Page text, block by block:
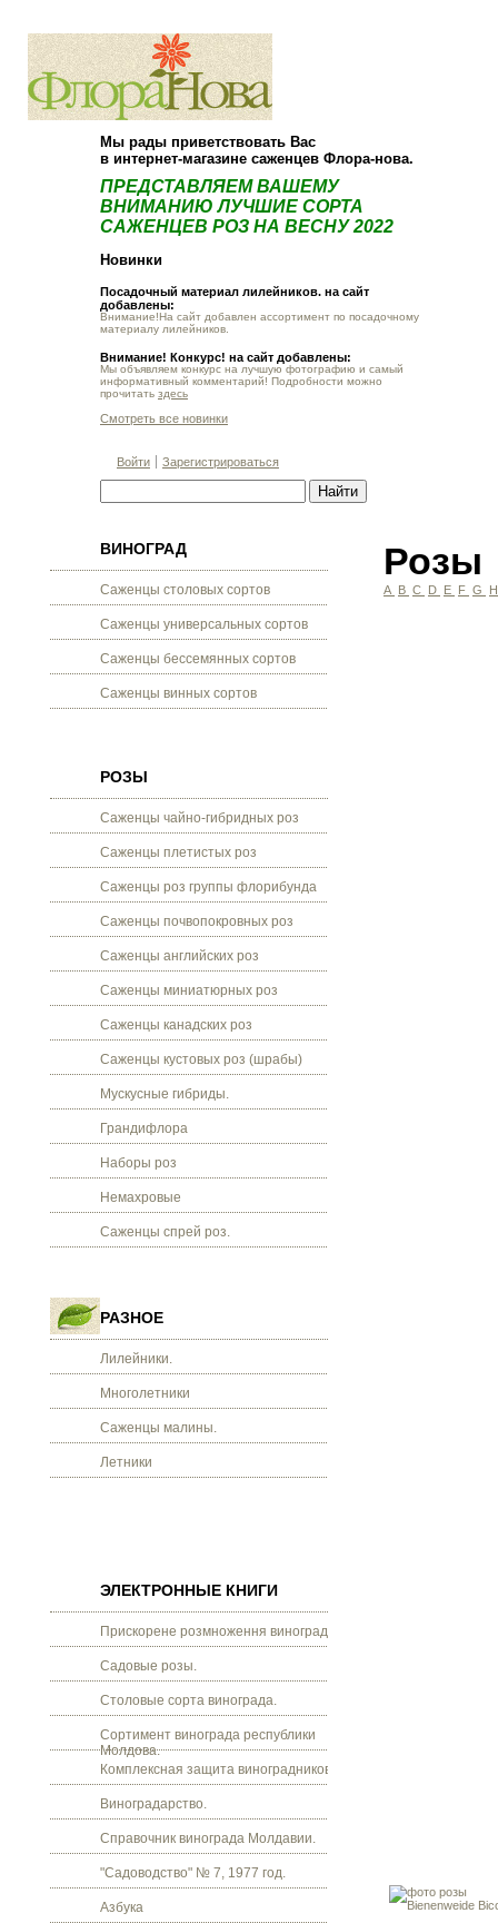
Мы рады приветствовать Вас
в интернет-магазине саженцев Флора-нова.
ПРЕДСТАВЛЯЕМ ВАШЕМУ
ВНИМАНИЮ ЛУЧШИЕ СОРТА
САЖЕНЦЕВ РОЗ НА ВЕСНУ 2022
Новинки
Посадочный материал лилейников. на сайт
добавлены:
Внимание!На сайт добавлен ассортимент по посадочному
материалу лилейников.
Внимание! Конкурс! на сайт добавлены:
Мы объявляем конкурс на лучшую фотографию и самый
информативный комментарий! Подробности можно
прочитать здесь
Смотреть все новинки
Войти Зарегистрироваться
ВИНОГРАД
Саженцы столовых сортов
Саженцы универсальных сортов
Саженцы бессемянных сортов
Саженцы винных сортов
РОЗЫ
Саженцы чайно-гибридных роз
Саженцы плетистых роз
Саженцы роз группы флорибунда
Саженцы почвопокровных роз
Саженцы английских роз
Саженцы миниатюрных роз
Саженцы канадских роз
Саженцы кустовых роз (шрабы)
Мускусные гибриды.
Грандифлора
Наборы роз
Немахровые
Саженцы спрей роз.
РАЗНОЕ
Лилейники.
Многолетники
Саженцы малины.
Летники
ЭЛЕКТРОННЫЕ КНИГИ
Прискорене розмноження винограду.
Садовые розы.
Столовые сорта винограда.
Сортимент винограда республики
Молдова.
Комплексная защита виноградников.
Виноградарство.
Справочник винограда Молдавии.
"Садоводство" № 7, 1977 год.
Азбука
Розы
A B C D E F G